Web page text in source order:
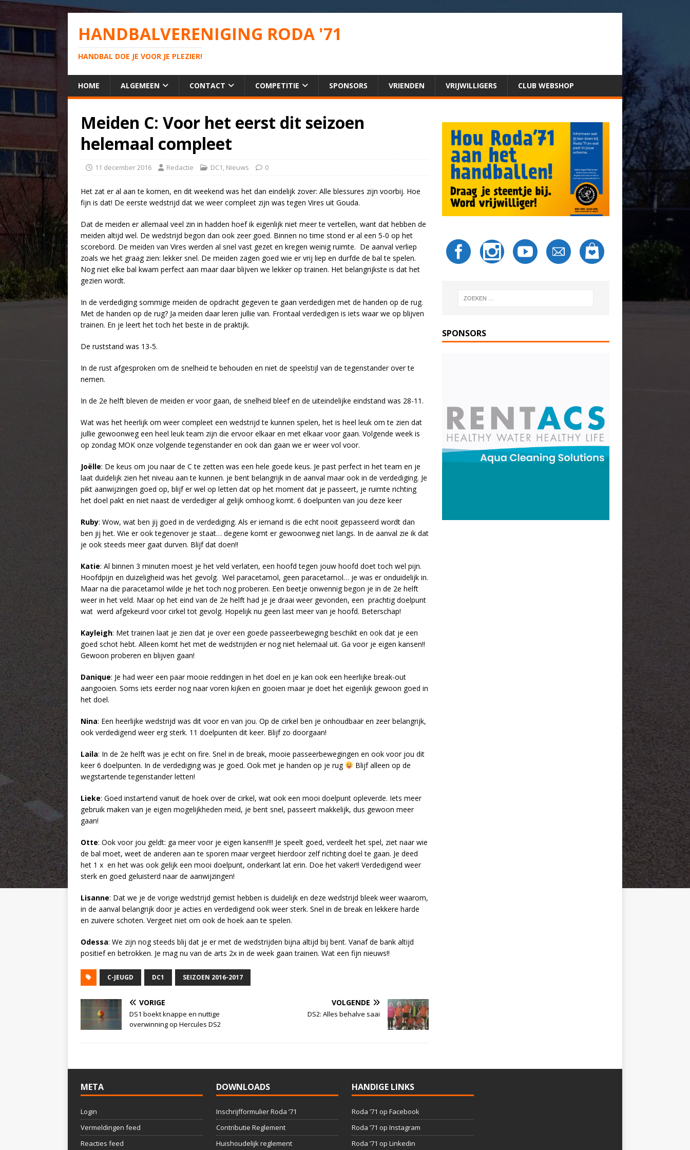
HANDBALVERENIGING RODA '71
HANDBAL DOE JE VOOR JE PLEZIER!
HOME ALGEMEEN CONTACT COMPETITIE SPONSORS VRIENDEN VRIJWILLIGERS CLUB WEBSHOP
Meiden C: Voor het eerst dit seizoen
helemaal compleet
11 december 2016 Redactie DC1, Nieuws 0
Het zat er al aan te komen, en dit weekend was het dan eindelijk zover: Alle blessures zijn voorbij. Hoe
fijn is dat! De eerste wedstrijd dat we weer compleet zijn was tegen Vires uit Gouda.
Dat de meiden er allemaal veel zin in hadden hoef ik eigenlijk niet meer te vertellen, want dat hebben de
meiden altijd wel. De wedstrijd begon dan ook zeer goed. Binnen no time stond er al een 5-0 op het
scorebord. De meiden van Vires werden al snel vast gezet en kregen weinig ruimte. De aanval verliep
zoals we het graag zien: lekker snel. De meiden zagen goed wie er vrij liep en durfde de bal te spelen.
Nog niet elke bal kwam perfect aan maar daar blijven we lekker op trainen. Het belangrijkste is dat het
gezien wordt.
In de verdediging sommige meiden de opdracht gegeven te gaan verdedigen met de handen op de rug.
Met de handen op de rug? Ja meiden daar leren jullie van. Frontaal verdedigen is iets waar we op blijven
trainen. En je leert het toch het beste in de praktijk.
De ruststand was 13-5.
In de rust afgesproken om de snelheid te behouden en niet de speelstijl van de tegenstander over te
nemen.
In de 2e helft bleven de meiden er voor gaan, de snelheid bleef en de uiteindelijke eindstand was 28-11.
Wat was het heerlijk om weer compleet een wedstrijd te kunnen spelen, het is heel leuk om te zien dat
jullie gewoonweg een heel leuk team zijn die ervoor elkaar en met elkaar voor gaan. Volgende week is
op zondag MOK onze volgende tegenstander en ook dan gaan we er weer vol voor.
Joëlle: De keus om jou naar de C te zetten was een hele goede keus. Je past perfect in het team en je
laat duidelijk zien het niveau aan te kunnen. je bent belangrijk in de aanval maar ook in de verdediging. Je
pikt aanwijzingen goed op, blijf er wel op letten dat op het moment dat je passeert, je ruimte richting
het doel pakt en niet naast de verdediger al gelijk omhoog komt. 6 doelpunten van jou deze keer
Ruby: Wow, wat ben jij goed in de verdediging. Als er iemand is die echt nooit gepasseerd wordt dan
ben jij het. Wie er ook tegenover je staat… degene komt er gewoonweg niet langs. In de aanval zie ik dat
je ook steeds meer gaat durven. Blijf dat doen!!
Katie: Al binnen 3 minuten moest je het veld verlaten, een hoofd tegen jouw hoofd doet toch wel pijn.
Hoofdpijn en duizeligheid was het gevolg. Wel paracetamol, geen paracetamol… je was er onduidelijk in.
Maar na die paracetamol wilde je het toch nog proberen. Een beetje onwennig begon je in de 2e helft
weer in het veld. Maar op het eind van de 2e helft had je je draai weer gevonden, een prachtig doelpunt
wat werd afgekeurd voor cirkel tot gevolg. Hopelijk nu geen last meer van je hoofd. Beterschap!
Kayleigh: Met trainen laat je zien dat je over een goede passeerbeweging beschikt en ook dat je een
goed schot hebt. Alleen komt het met de wedstrijden er nog niet helemaal uit. Ga voor je eigen kansen!!
Gewoon proberen en blijven gaan!
Danique: Je had weer een paar mooie reddingen in het doel en je kan ook een heerlijke break-out
aangooien. Soms iets eerder nog naar voren kijken en gooien maar je doet het eigenlijk gewoon goed in
het doel.
Nina: Een heerlijke wedstrijd was dit voor en van jou. Op de cirkel ben je onhoudbaar en zeer belangrijk,
ook verdedigend weer erg sterk. 11 doelpunten dit keer. Blijf zo doorgaan!
Laila: In de 2e helft was je echt on fire. Snel in de break, mooie passeerbewegingen en ook voor jou dit
keer 6 doelpunten. In de verdediging was je goed. Ook met je handen op je rug
Blijf alleen op de
wegstartende tegenstander letten!
Lieke: Goed instartend vanuit de hoek over de cirkel, wat ook een mooi doelpunt opleverde. Iets meer
gebruik maken van je eigen mogelijkheden meid, je bent snel, passeert makkelijk, dus gewoon meer
gaan!
Otte: Ook voor jou geldt: ga meer voor je eigen kansen!!!! Je speelt goed, verdeelt het spel, ziet naar wie
de bal moet, weet de anderen aan te sporen maar vergeet hierdoor zelf richting doel te gaan. Je deed
het 1 x en het was ook gelijk een mooi doelpunt, onderkant lat erin. Doe het vaker!! Verdedigend weer
sterk en goed geluisterd naar de aanwijzingen!
Lisanne: Dat we je de vorige wedstrijd gemist hebben is duidelijk en deze wedstrijd bleek weer waarom,
in de aanval belangrijk door je acties en verdedigend ook weer sterk. Snel in de break en lekkere harde
en zuivere schoten. Vergeet niet om ook de hoek aan te spelen.
Odessa: We zijn nog steeds blij dat je er met de wedstrijden bijna altijd bij bent. Vanaf de bank altijd
positief en betrokken. Je mag nu van de arts 2x in de week gaan trainen. Wat een fijn nieuws!!
C-JEUGD DC1 SEIZOEN 2016-2017
VORIGE
DS1 boekt knappe en nuttige
overwinning op Hercules DS2
VOLGENDE
DS2: Alles behalve saai
SPONSORS
META
Login
Vermeldingen feed
Reacties feed
DOWNLOADS
Inschrijfformulier Roda ’71
Contributie Reglement
Huishoudelijk reglement
HANDIGE LINKS
Roda ’71 op Facebook
Roda ’71 op Instagram
Roda ’71 op Linkedin